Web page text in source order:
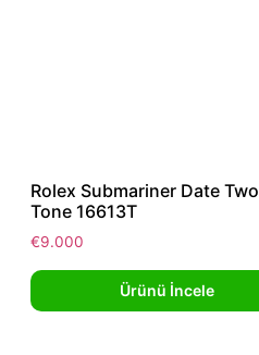
Rolex Submariner Date Two
Tone 16613T
€9.000
Ürünü İncele